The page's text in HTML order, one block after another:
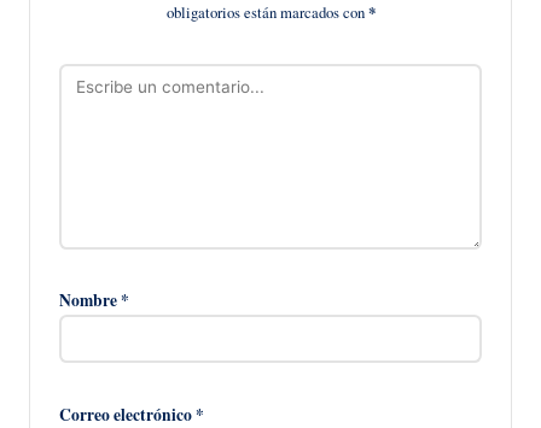
obligatorios están marcados con*
Nombre*
Correo electrónico*